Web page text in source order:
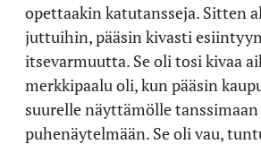
opettaakin katutansseja. Sitten
juttuihin, pääsin kivasti
itsevarmuutta. Se oli tosi kivaa
merkkipaalu oli, kun pääsin
suurelle näyttämölle tanssimaan
puhenäytelmään. Se oli vau,